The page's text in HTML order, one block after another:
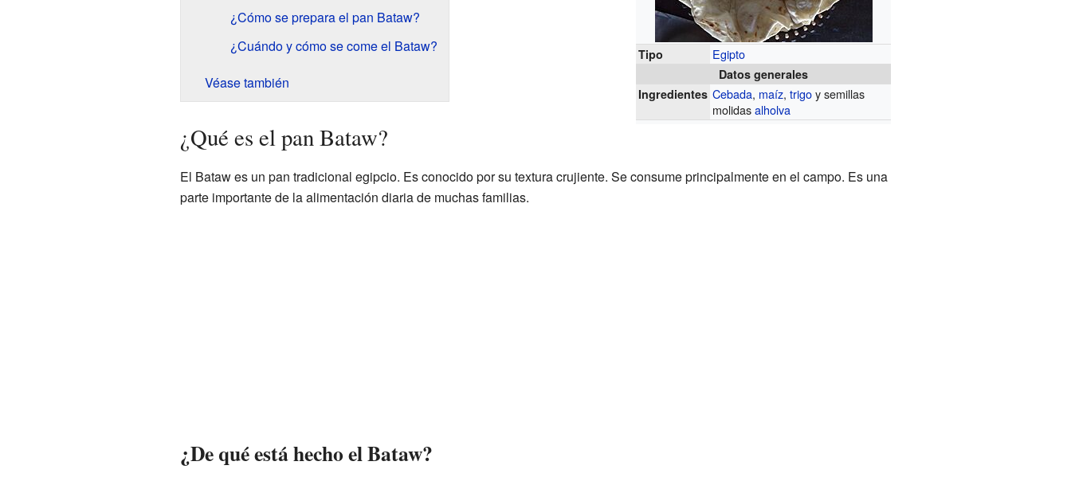
Tipo Egipto
Datos generales
Ingredientes Cebada, maíz,trigoy semillas
molidasalholva
¿Cómo se prepara el pan Bataw?
¿Cuándo y cómo se come el Bataw?
Véase también
¿Qué es el pan Bataw?
El Bataw es un pan tradicional egipcio. Es conocido por su textura crujiente. Se consume principalmente en el campo. Es una
parte importante de la alimentación diaria de muchas familias.
¿De qué está hecho el Bataw?